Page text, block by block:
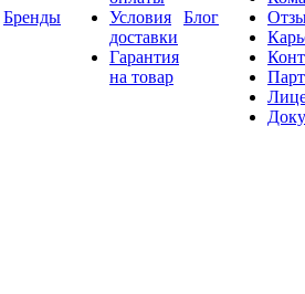
Бренды
Условия
доставки
Гарантия
на товар
Блог